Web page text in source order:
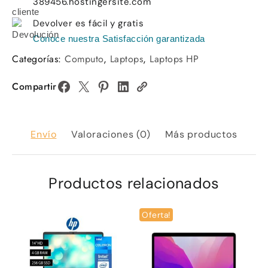
Devolver es fácil y gratis
Conoce nuestra Satisfacción garantizada
Categorías: Computo, Laptops, Laptops HP
Compartir
Envío Valoraciones (0) Más productos
Productos relacionados
Oferta!